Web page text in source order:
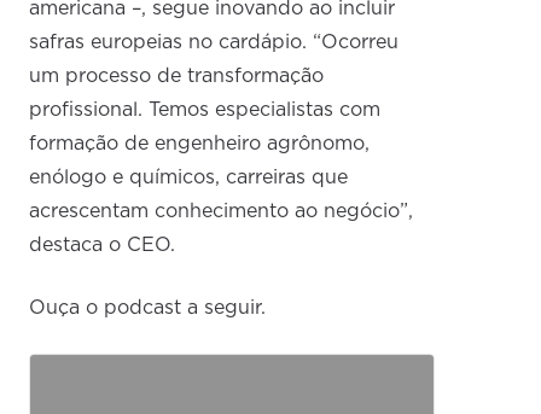
americana –, segue inovando ao incluir
safras europeias no cardápio. “Ocorreu
um processo de transformação
profissional. Temos especialistas com
formação de engenheiro agrônomo,
enólogo e químicos, carreiras que
acrescentam conhecimento ao negócio”,
destaca o CEO.
Ouça o podcast a seguir.